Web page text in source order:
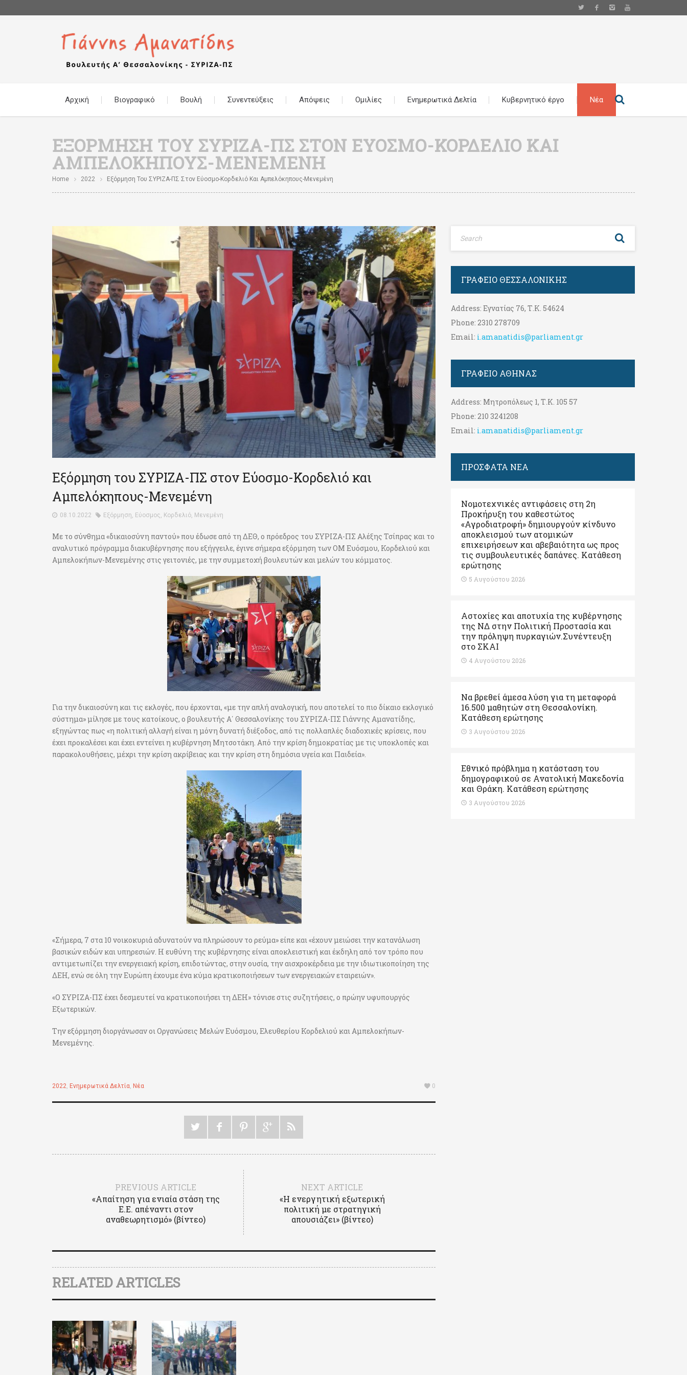
Αρχική Βιογραφικό Βουλή Συνεντεύξεις Απόψεις Ομιλίες Ενημερωτικά Δελτία Κυβερνητικό έργο Νέα
ΕΞΌΡΜΗΣΗ ΤΟΥ ΣΥΡΙΖΑ-ΠΣ ΣΤΟΝ ΕΎΟΣΜΟ-ΚΟΡΔΕΛΙΌ ΚΑΙ
ΑΜΠΕΛΌΚΗΠΟΥΣ-ΜΕΝΕΜΈΝΗ
Home 2022 Εξόρμηση Του ΣΥΡΙΖΑ-ΠΣ Στον Εύοσμο-Κορδελιό Και Αμπελόκηπους-Μενεμένη
Εξόρμηση του ΣΥΡΙΖΑ-ΠΣ στον Εύοσμο-Κορδελιό και
Αμπελόκηπους-Μενεμένη
08.10.2022 Εξόρμηση, Εύοσμος, Κορδελιό, Μενεμένη
Με το σύνθημα «δικαιοσύνη παντού» που έδωσε από τη ΔΕΘ, ο πρόεδρος του ΣΥΡΙΖΑ-ΠΣ Αλέξης Τσίπρας και το
αναλυτικό πρόγραμμα διακυβέρνησης που εξήγγειλε, έγινε σήμερα εξόρμηση των ΟΜ Ευόσμου, Κορδελιού και
Αμπελοκήπων-Μενεμένης στις γειτονιές, με την συμμετοχή βουλευτών και μελών του κόμματος.
Για την δικαιοσύνη και τις εκλογές, που έρχονται, «με την απλή αναλογική, που αποτελεί το πιο δίκαιο εκλογικό
σύστημα» μίλησε με τους κατοίκους, ο βουλευτής Α΄ Θεσσαλονίκης του ΣΥΡΙΖΑ-ΠΣ Γιάννης Αμανατίδης,
εξηγώντας πως «η πολιτική αλλαγή είναι η μόνη δυνατή διέξοδος, από τις πολλαπλές διαδοχικές κρίσεις, που
έχει προκαλέσει και έχει εντείνει η κυβέρνηση Μητσοτάκη. Από την κρίση δημοκρατίας με τις υποκλοπές και
παρακολουθήσεις, μέχρι την κρίση ακρίβειας και την κρίση στη δημόσια υγεία και Παιδεία».
«Σήμερα, 7 στα 10 νοικοκυριά αδυνατούν να πληρώσουν το ρεύμα» είπε και «έχουν μειώσει την κατανάλωση
βασικών ειδών και υπηρεσιών. Η ευθύνη της κυβέρνησης είναι αποκλειστική και έκδηλη από τον τρόπο που
αντιμετωπίζει την ενεργειακή κρίση, επιδοτώντας, στην ουσία, την αισχροκέρδεια με την ιδιωτικοποίηση της
ΔΕΗ, ενώ σε όλη την Ευρώπη έχουμε ένα κύμα κρατικοποιήσεων των ενεργειακών εταιρειών».
«Ο ΣΥΡΙΖΑ-ΠΣ έχει δεσμευτεί να κρατικοποιήσει τη ΔΕΗ» τόνισε στις συζητήσεις, ο πρώην υφυπουργός
Εξωτερικών.
Την εξόρμηση διοργάνωσαν οι Οργανώσεις Μελών Ευόσμου, Ελευθερίου Κορδελιού και Αμπελοκήπων-
Μενεμένης.
2022, Ενημερωτικά Δελτία, Νέα 0
PREVIOUS ARTICLE
«Απαίτηση για ενιαία στάση της
Ε.Ε. απέναντι στον
αναθεωρητισμό» (βίντεο)
NEXT ARTICLE
«Η ενεργητική εξωτερική
πολιτική με στρατηγική
απουσιάζει» (βίντεο)
RELATED ARTICLES
ΓΡΑΦΕΊΟ ΘΕΣΣΑΛΟΝΊΚΗΣ
Address: Εγνατίας 76, Τ.Κ. 54624
Phone: 2310 278709
Email: i.amanatidis@parliament.gr
ΓΡΑΦΕΊΟ ΑΘΉΝΑΣ
Address: Μητροπόλεως 1, Τ.Κ. 105 57
Phone: 210 3241208
Email: i.amanatidis@parliament.gr
ΠΡΟΣΦΑΤΑ ΝΕΑ
Νομοτεχνικές αντιφάσεις στη 2η
Προκήρυξη του καθεστώτος
«Αγροδιατροφή» δημιουργούν κίνδυνο
αποκλεισμού των ατομικών
επιχειρήσεων και αβεβαιότητα ως προς
τις συμβουλευτικές δαπάνες. Κατάθεση
ερώτησης
5 Αυγούστου 2026
Αστοχίες και αποτυχία της κυβέρνησης
της ΝΔ στην Πολιτική Προστασία και
την πρόληψη πυρκαγιών.Συνέντευξη
στο ΣΚΑΙ
4 Αυγούστου 2026
Να βρεθεί άμεσα λύση για τη μεταφορά
16.500 μαθητών στη Θεσσαλονίκη.
Κατάθεση ερώτησης
3 Αυγούστου 2026
Εθνικό πρόβλημα η κατάσταση του
δημογραφικού σε Ανατολική Μακεδονία
και Θράκη. Κατάθεση ερώτησης
3 Αυγούστου 2026